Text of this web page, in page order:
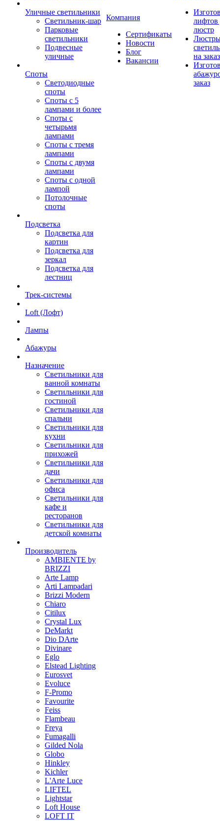
Уличные светильники
Светильник-шар
Парковые
светильники
Подвесные
уличные
Споты
Светодиодные
споты
Споты с 5
лампами и более
Споты с
четырьмя
лампами
Споты с тремя
лампами
Споты с двумя
лампами
Споты с одной
лампой
Потолочные
споты
Подсветка
Подсветка для
картин
Подсветка для
зеркал
Подсветка для
лестниц
Трек-системы
Loft (Лофт)
Лампы
Абажуры
Назначение
Светильники для
ванной комнаты
Светильники для
гостиной
Светильники для
спальни
Светильники для
кухни
Светильники для
прихожей
Светильники для
дачи
Светильники для
офиса
Светильники для
кафе и
ресторанов
Светильники для
детской комнаты
Производитель
AMBIENTE by
BRIZZI
Arte Lamp
Arti Lampadari
Brizzi Modern
Chiaro
Citilux
Crystal Lux
DeMarkt
Dio DArte
Divinare
Eglo
Elstead Lighting
Eurosvet
Evoluce
F-Promo
Favourite
Feiss
Flambeau
Freya
Fumagalli
Gilded Nola
Globo
Hinkley
Kichler
L'Arte Luce
LIFTEL
Lightstar
Loft House
LOFT IT
Компания
Сертификаты
Новости
Блог
Вакансии
лифтов
люстр
на заказ
заказ